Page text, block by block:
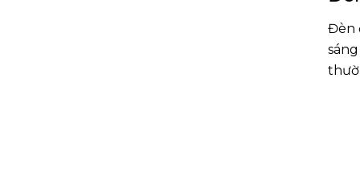
Đèn